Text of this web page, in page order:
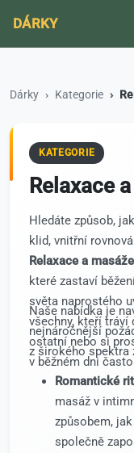
DÁRKY
Dárky Kategorie
KATEGORIE
Relaxace
Hledáte způsob,
klid, vnitřní
Relaxace a masáže
které zastaví
světa naprostého
všechny, kteří tráví
ostatní nebo si
v běžném dni
Naše nabídka je
nejnáročnější
z širokého spektra
Romantické
masáž v
způsobem,
společně